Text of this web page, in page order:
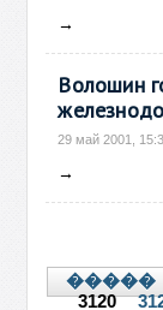
→
Волошин
29 май 2001,
→
�����
3120